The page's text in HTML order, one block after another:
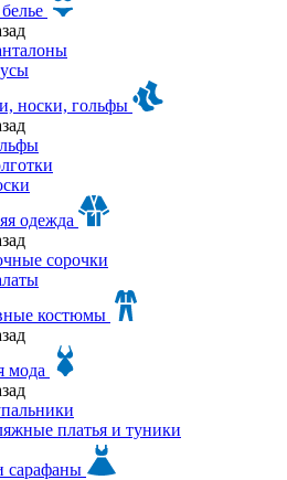
носки, гольфы
одежда
сорочки
костюмы
мода
платья и туники
сарафаны